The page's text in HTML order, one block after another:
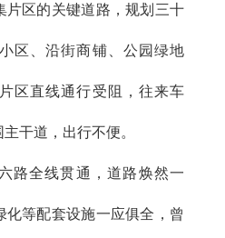
片区的关键道路，规划三十
区、沿街商铺、公园绿地
区直线通行受阻，往来车
干道，出行不便。
路全线贯通，道路焕然一
化等配套设施一应俱全，曾